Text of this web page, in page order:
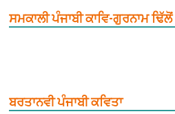
ਸਮਕਾਲੀ ਪੰਜਾਬੀ ਕਾਵਿ-ਗੁਰਨਾਮ ਢਿੱਲੋਂ
ਬਰਤਾਨਵੀ ਪੰਜਾਬੀ ਕਵਿਤਾ